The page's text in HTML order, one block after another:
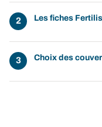
Les fiches
Choix des